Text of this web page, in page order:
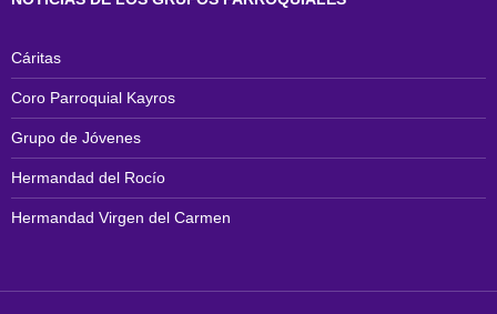
Cáritas
Coro Parroquial Kayros
Grupo de Jóvenes
Hermandad del Rocío
Hermandad Virgen del Carmen